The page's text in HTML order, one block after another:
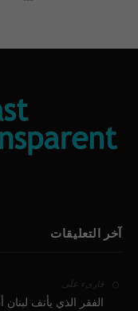
آخر التعليقات
قارىء على
الفقر الذي يأنف